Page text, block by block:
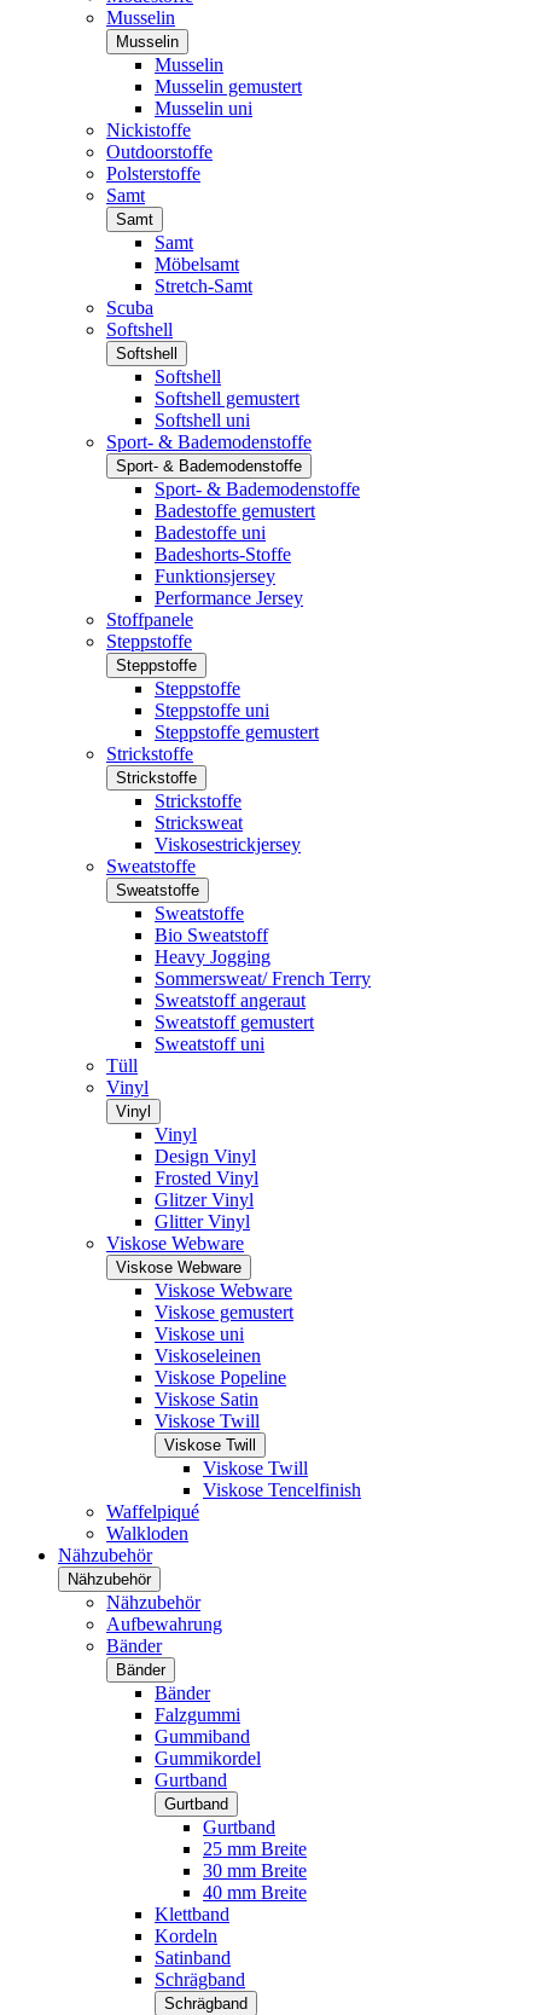
Musselin
Musselin
Musselin
Musselin gemustert
Musselin uni
Nickistoffe
Outdoorstoffe
Polsterstoffe
Samt
Samt
Samt
Möbelsamt
Stretch-Samt
Scuba
Softshell
Softshell
Softshell
Softshell gemustert
Softshell uni
Sport- & Bademodenstoffe
Sport- & Bademodenstoffe
Sport- & Bademodenstoffe
Badestoffe gemustert
Badestoffe uni
Badeshorts-Stoffe
Funktionsjersey
Performance Jersey
Stoffpanele
Steppstoffe
Steppstoffe
Steppstoffe
Steppstoffe uni
Steppstoffe gemustert
Strickstoffe
Strickstoffe
Strickstoffe
Stricksweat
Viskosestrickjersey
Sweatstoffe
Sweatstoffe
Sweatstoffe
Bio Sweatstoff
Heavy Jogging
Sommersweat/ French Terry
Sweatstoff angeraut
Sweatstoff gemustert
Sweatstoff uni
Tüll
Vinyl
Vinyl
Vinyl
Design Vinyl
Frosted Vinyl
Glitzer Vinyl
Glitter Vinyl
Viskose Webware
Viskose Webware
Viskose Webware
Viskose gemustert
Viskose uni
Viskoseleinen
Viskose Popeline
Viskose Satin
Viskose Twill
Viskose Twill
Viskose Twill
Viskose Tencelfinish
Waffelpiqué
Walkloden
Nähzubehör
Nähzubehör
Nähzubehör
Aufbewahrung
Bänder
Bänder
Bänder
Falzgummi
Gummiband
Gummikordel
Gurtband
Gurtband
Gurtband
25 mm Breite
30 mm Breite
40 mm Breite
Klettband
Kordeln
Satinband
Schrägband
Schrägband